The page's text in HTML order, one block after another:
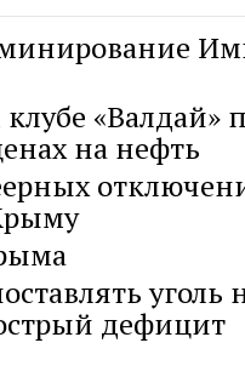
«Валдай»
на нефть
уголь
дефицит